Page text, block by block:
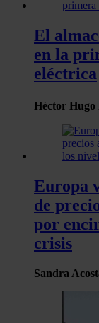
El
en la
eléctrica
Héctor Hugo
Europa
de
por
crisis
Sandra